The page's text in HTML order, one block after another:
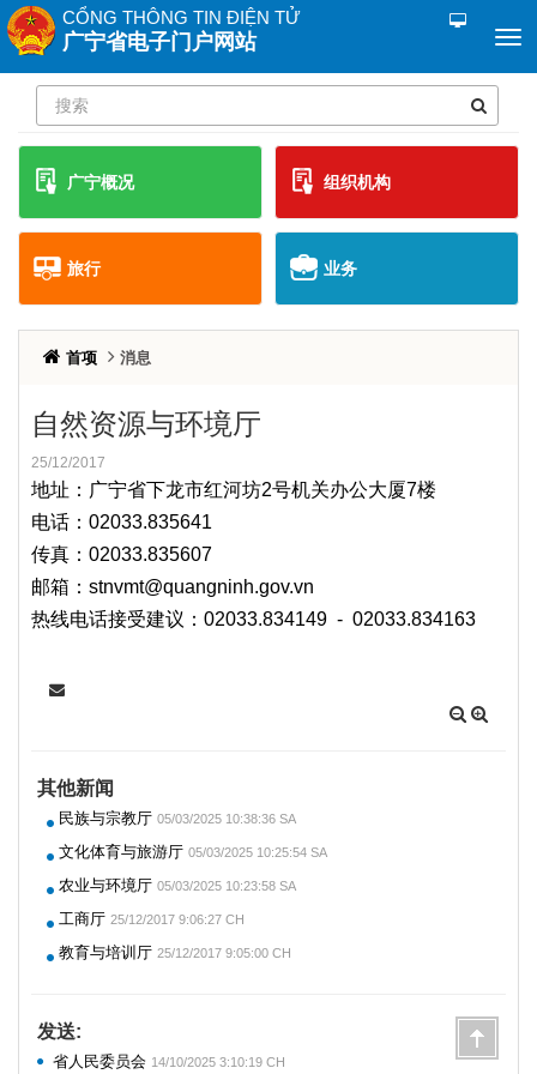
CỔNG THÔNG TIN ĐIỆN TỬ
广宁省电子门户网站
广宁概况 组织机构
旅行 业务
首项 消息
自然资源与环境厅
25/12/2017
地址：广宁省下龙市红河坊2号机关办公大厦7楼
电话：02033.835641
传真：02033.835607
邮箱： stnvmt@quangninh.gov.vn
热线电话接受建议：02033.834149 - 02033.834163
其他新闻
民族与宗教厅 05/03/2025 10:38:36 SA
文化体育与旅游厅 05/03/2025 10:25:54 SA
农业与环境厅 05/03/2025 10:23:58 SA
工商厅 25/12/2017 9:06:27 CH
教育与培训厅 25/12/2017 9:05:00 CH
发送:
省人民委员会 14/10/2025 3:10:19 CH